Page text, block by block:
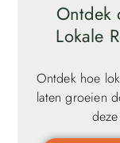
Ontdek
Lokale
Ontdek hoe
laten groeien